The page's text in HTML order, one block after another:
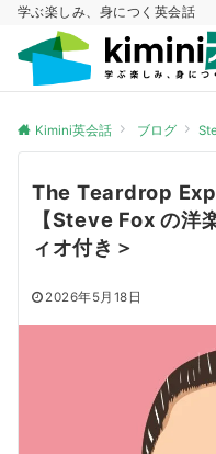
学ぶ楽しみ、身につく英会話
Kimini英会話 ブログ
The Teardrop
【Steve Fox の洋
ィオ付き＞
2026年5月18日